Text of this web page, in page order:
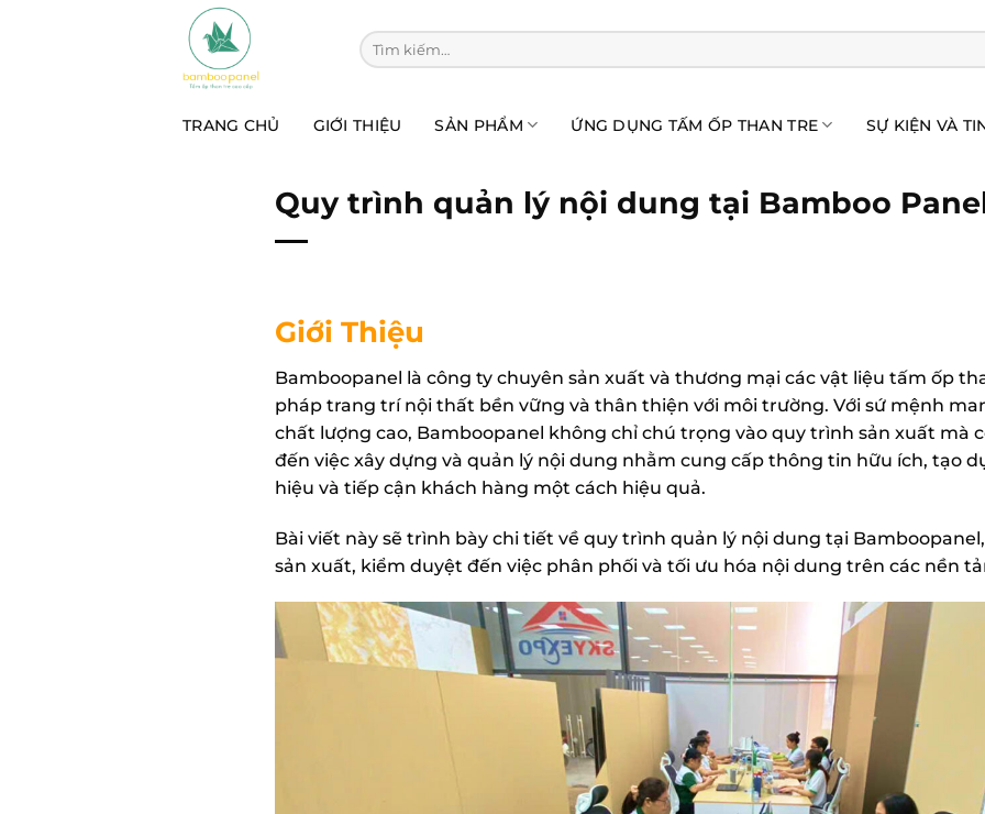
Tìm kiếm:
TRANG CHỦ GIỚI THIỆU SẢN PHẨM ỨNG DỤNG TẤM ỐP THAN TRE SỰ KIỆN VÀ
Quy trình quản lý nội dung tại Bamboo
Giới Thiệu
Bamboopanel là công ty chuyên sản xuất và thương mại các vật liệu tấm ốp
pháp trang trí nội thất bền vững và thân thiện với môi trường. Với sứ mệnh
chất lượng cao, Bamboopanel không chỉ chú trọng vào quy trình sản xuất mà
đến việc xây dựng và quản lý nội dung nhằm cung cấp thông tin hữu ích, tạo
hiệu và tiếp cận khách hàng một cách hiệu quả.
Bài viết này sẽ trình bày chi tiết về quy trình quản lý nội dung tại
sản xuất, kiểm duyệt đến việc phân phối và tối ưu hóa nội dung trên các nền